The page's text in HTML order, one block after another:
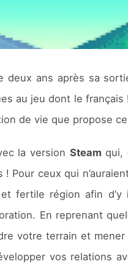
deux ans après sa
au jeu dont le
de vie que propose
la version Steam qui,
Pour ceux qui
fertile région afin
En reprenant
votre terrain et
vos relations